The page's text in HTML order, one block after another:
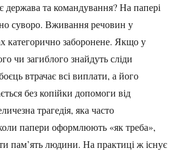
держава та командування? На папері
суворо. Вживання речовин у
категорично заборонене. Якщо у
чи загиблого знайдуть сліди
втрачає всі виплати, а його
без копійки допомоги від
трагедія, яка часто
папери оформлюють «як треба»,
пам’ять людини. На практиці ж існує